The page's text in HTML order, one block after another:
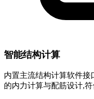
智能结构计算
内置主流结构计算软件
的内力计算与配筋设计,